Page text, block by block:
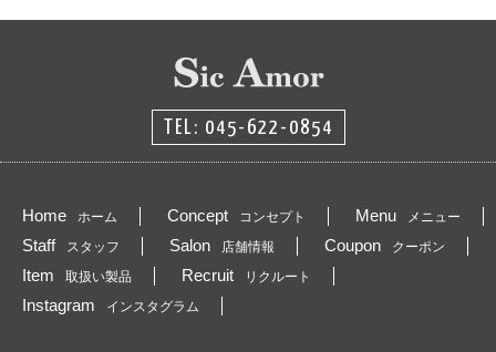
TEL: 045-622-0854
Home ホーム Concept コンセプト Menu メニュー
Staff スタッフ Salon 店舗情報 Coupon クーポン
Item 取扱い製品 Recruit リクルート
Instagram インスタグラム